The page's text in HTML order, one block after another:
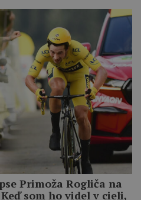
Primoža Rogliča na
som ho videl v cieli,